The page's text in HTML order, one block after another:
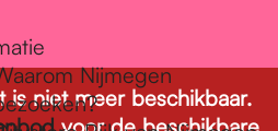
Nijmegen
is niet meer beschikbaar.